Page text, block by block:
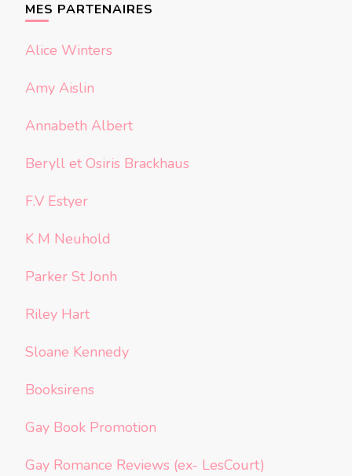
MES PARTENAIRES
Alice Winters
Amy Aislin
Annabeth Albert
Beryll et Osiris Brackhaus
F.V Estyer
K M Neuhold
Parker St Jonh
Riley Hart
Sloane Kennedy
Booksirens
Gay Book Promotion
Gay Romance Reviews (ex- LesCourt)